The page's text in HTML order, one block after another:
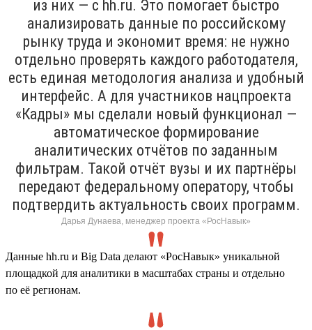
из них — с hh.ru. Это помогает быстро
анализировать данные по российскому
рынку труда и экономит время: не нужно
отдельно проверять каждого работодателя,
есть единая методология анализа и удобный
интерфейс. А для участников нацпроекта
«Кадры» мы сделали новый функционал —
автоматическое формирование
аналитических отчётов по заданным
фильтрам. Такой отчёт вузы и их партнёры
передают федеральному оператору, чтобы
подтвердить актуальность своих программ.
Дарья Дунаева, менеджер проекта «РосНавык»
Данные hh.ru и Big Data делают «РосНавык» уникальной
площадкой для аналитики в масштабах страны и отдельно
по её регионам.